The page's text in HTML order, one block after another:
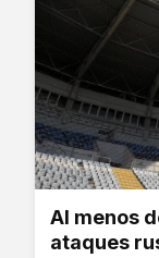
Al menos
ataques